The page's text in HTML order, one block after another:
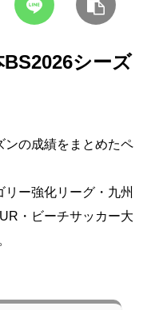
シーズ
ンの成績をまとめたペ
ー強化リーグ・九州
・ビーチサッカー大